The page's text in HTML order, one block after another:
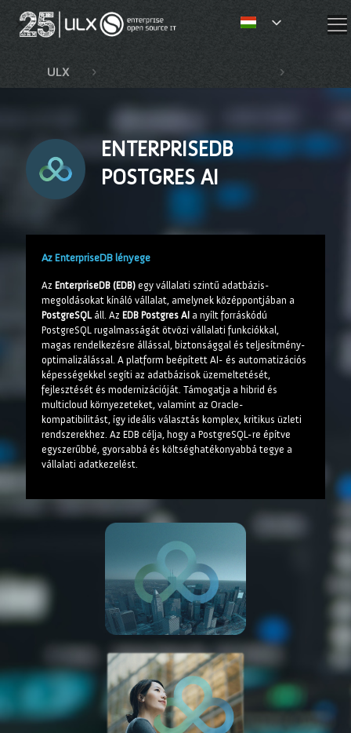
✕
ULX
ENTERPRISEDB
POSTGRES AI
Az EnterpriseDB lényege
Az EnterpriseDB (EDB) egy vállalati szintű adatbázis-
megoldásokat kínáló vállalat, amelynek középpontjában a
PostgreSQLáll. Az EDB Postgres AI a nyílt forráskódú
PostgreSQL rugalmasságát ötvözi vállalati funkciókkal,
magas rendelkezésre állással, biztonsággal és teljesítmény-
optimalizálással. A platform beépített AI- és automatizációs
képességekkel segíti az adatbázisok üzemeltetését,
fejlesztését és modernizációját. Támogatja a hibrid és
multicloud környezeteket, valamint az Oracle-
kompatibilitást, így ideális választás komplex, kritikus üzleti
rendszerekhez. Az EDB célja, hogy a PostgreSQL-re építve
egyszerűbbé, gyorsabbá és költséghatékonyabbá tegye a
vállalati adatkezelést.